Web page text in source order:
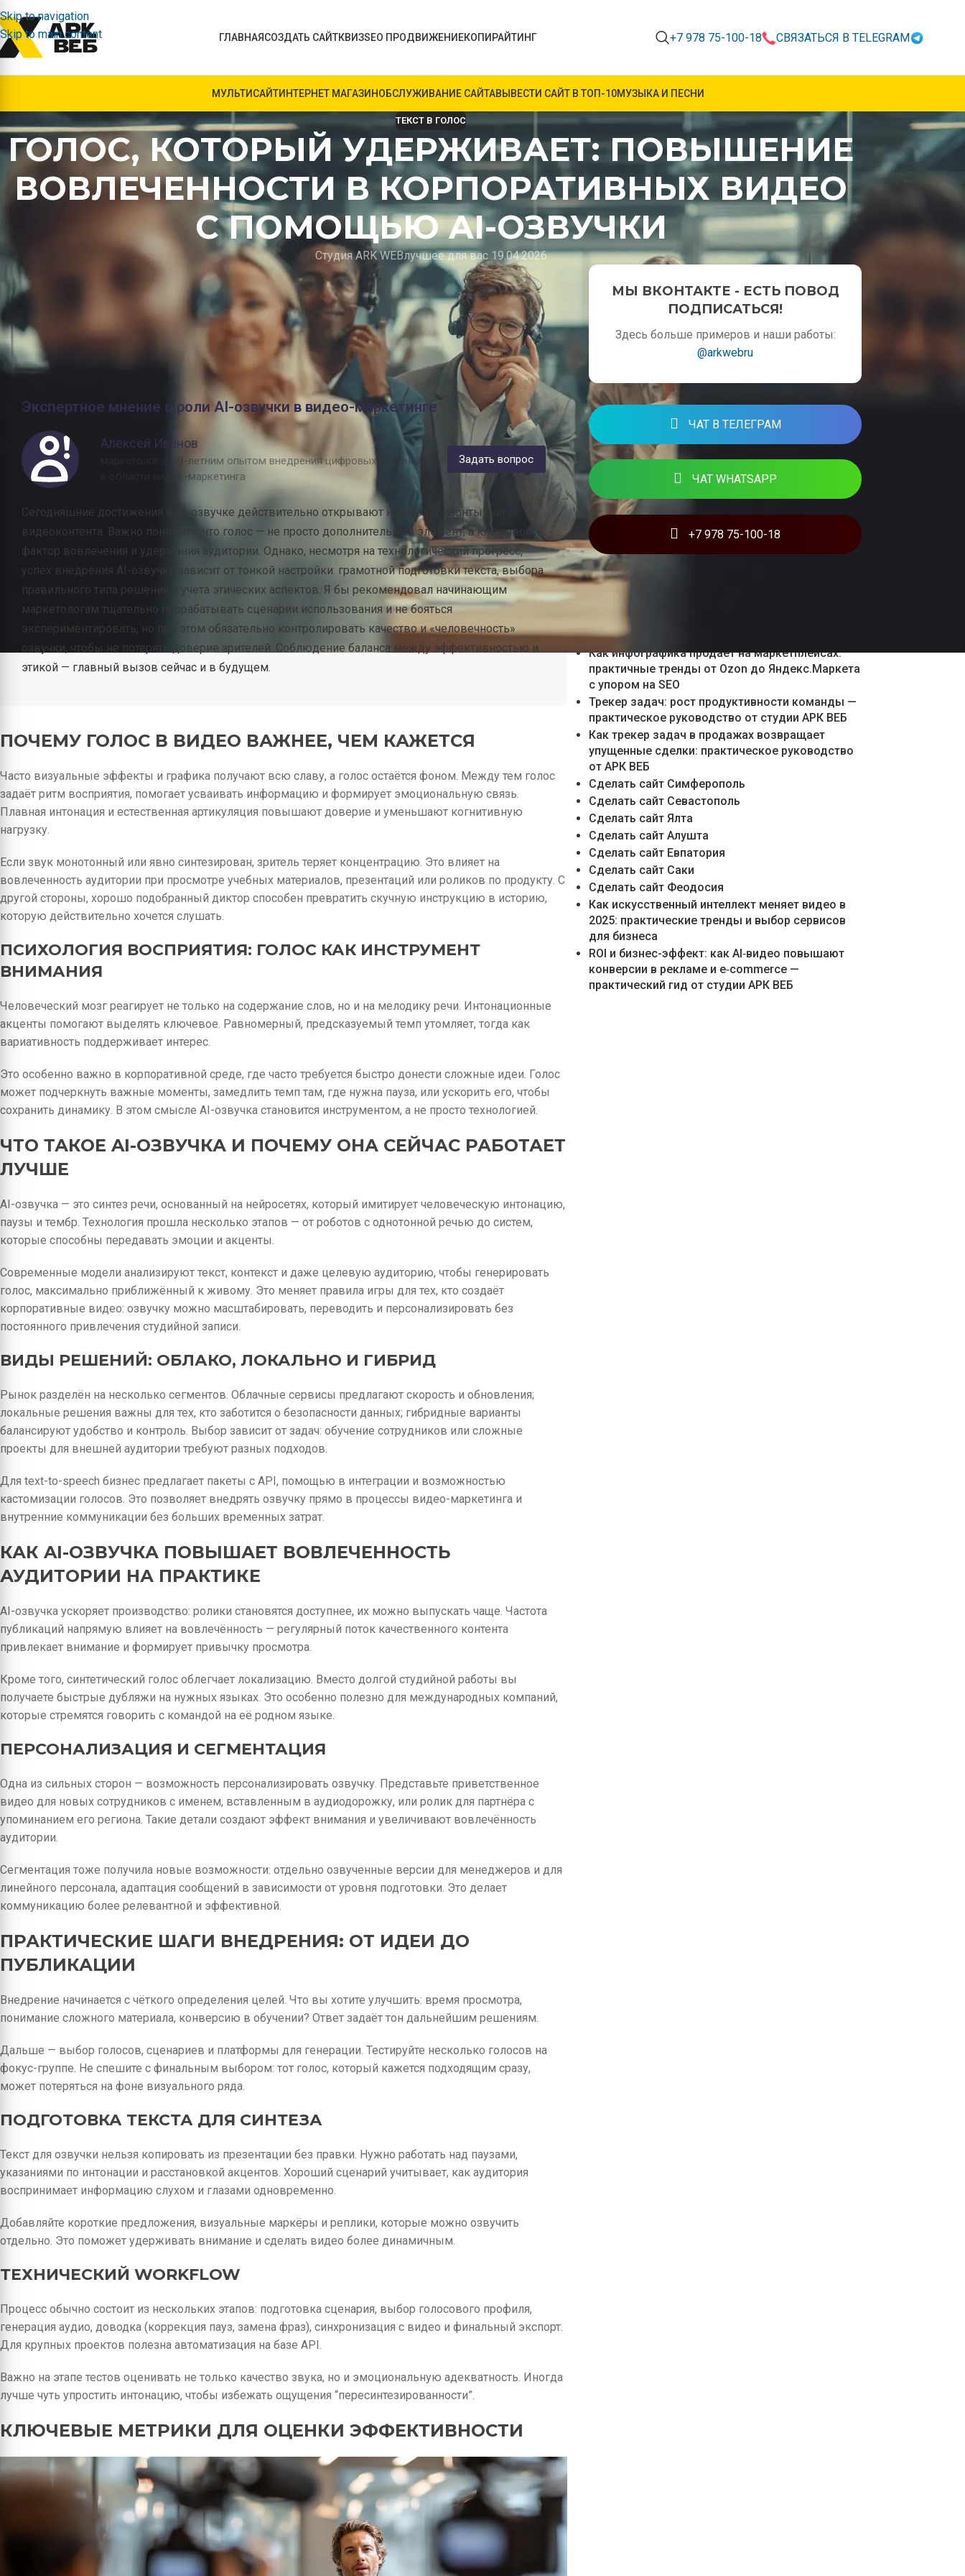
Skip to navigation
Skip to main content
ГЛАВНАЯСОЗДАТЬ САЙТКВИЗSEO ПРОДВИЖЕНИЕКОПИРАЙТИНГ +7 978 75-100-18 СВЯЗАТЬСЯ В TELEGRAM
МУЛЬТИСАЙТИНТЕРНЕТ МАГАЗИНОБСЛУЖИВАНИЕ САЙТАВЫВЕСТИ САЙТ В ТОП-10МУЗЫКА И ПЕСНИ
ТЕКСТ В ГОЛОС
ГОЛОС, КОТОРЫЙ УДЕРЖИВАЕТ: ПОВЫШЕНИЕ
ВОВЛЕЧЕННОСТИ В КОРПОРАТИВНЫХ ВИДЕО
С ПОМОЩЬЮ AI-ОЗВУЧКИ
Студия ARK WEBлучшее для вас 19.04.2026
Корпоративные видео часто расходуют бюджет и время, но при этом не всегда привлекают внимание
сотрудников или клиентов. Непрерывный поток информации стал роскошью, а возможность удержать
взгляд и уши зрителя — настоящее искусство. В этой статье я расскажу, как современные инструменты
синтеза речи помогают сделать корпоративные ролики живыми, доступными и действительно
полезными для бизнеса.
Экспертное мнение о роли AI-озвучки в видео-маркетинге
Алексей Иванов
маркетолог с 10-летним опытом внедрения цифровых решений
в области видео-маркетинга
Задать вопрос
Сегодняшние достижения в AI-озвучке действительно открывают новые горизонты для
видеоконтента. Важно понимать, что голос — не просто дополнительный элемент, а ключевой
фактор вовлечения и удержания аудитории. Однако, несмотря на технологический прогресс,
успех внедрения AI-озвучки зависит от тонкой настройки: грамотной подготовки текста, выбора
правильного типа решения и учета этических аспектов. Я бы рекомендовал начинающим
маркетологам тщательно прорабатывать сценарии использования и не бояться
экспериментировать, но при этом обязательно контролировать качество и «человечность»
озвучки, чтобы не потерять доверие зрителей. Соблюдение баланса между эффективностью и
этикой — главный вызов сейчас и в будущем.
ПОЧЕМУ ГОЛОС В ВИДЕО ВАЖНЕЕ, ЧЕМ КАЖЕТСЯ
Часто визуальные эффекты и графика получают всю славу, а голос остаётся фоном. Между тем голос
задаёт ритм восприятия, помогает усваивать информацию и формирует эмоциональную связь.
Плавная интонация и естественная артикуляция повышают доверие и уменьшают когнитивную
нагрузку.
Если звук монотонный или явно синтезирован, зритель теряет концентрацию. Это влияет на
вовлеченность аудитории при просмотре учебных материалов, презентаций или роликов по продукту. С
другой стороны, хорошо подобранный диктор способен превратить скучную инструкцию в историю,
которую действительно хочется слушать.
ПСИХОЛОГИЯ ВОСПРИЯТИЯ: ГОЛОС КАК ИНСТРУМЕНТ
ВНИМАНИЯ
Человеческий мозг реагирует не только на содержание слов, но и на мелодику речи. Интонационные
акценты помогают выделять ключевое. Равномерный, предсказуемый темп утомляет, тогда как
вариативность поддерживает интерес.
Это особенно важно в корпоративной среде, где часто требуется быстро донести сложные идеи. Голос
может подчеркнуть важные моменты, замедлить темп там, где нужна пауза, или ускорить его, чтобы
сохранить динамику. В этом смысле AI-озвучка становится инструментом, а не просто технологией.
ЧТО ТАКОЕ AI-ОЗВУЧКА И ПОЧЕМУ ОНА СЕЙЧАС РАБОТАЕТ
ЛУЧШЕ
AI-озвучка — это синтез речи, основанный на нейросетях, который имитирует человеческую интонацию,
паузы и тембр. Технология прошла несколько этапов — от роботов с однотонной речью до систем,
которые способны передавать эмоции и акценты.
Современные модели анализируют текст, контекст и даже целевую аудиторию, чтобы генерировать
голос, максимально приближённый к живому. Это меняет правила игры для тех, кто создаёт
корпоративные видео: озвучку можно масштабировать, переводить и персонализировать без
постоянного привлечения студийной записи.
ВИДЫ РЕШЕНИЙ: ОБЛАКО, ЛОКАЛЬНО И ГИБРИД
Рынок разделён на несколько сегментов. Облачные сервисы предлагают скорость и обновления;
локальные решения важны для тех, кто заботится о безопасности данных; гибридные варианты
балансируют удобство и контроль. Выбор зависит от задач: обучение сотрудников или сложные
проекты для внешней аудитории требуют разных подходов.
Для text-to-speech бизнес предлагает пакеты с API, помощью в интеграции и возможностью
кастомизации голосов. Это позволяет внедрять озвучку прямо в процессы видео-маркетинга и
внутренние коммуникации без больших временных затрат.
КАК AI-ОЗВУЧКА ПОВЫШАЕТ ВОВЛЕЧЕННОСТЬ
АУДИТОРИИ НА ПРАКТИКЕ
AI-озвучка ускоряет производство: ролики становятся доступнее, их можно выпускать чаще. Частота
публикаций напрямую влияет на вовлечённость — регулярный поток качественного контента
привлекает внимание и формирует привычку просмотра.
Кроме того, синтетический голос облегчает локализацию. Вместо долгой студийной работы вы
получаете быстрые дубляжи на нужных языках. Это особенно полезно для международных компаний,
которые стремятся говорить с командой на её родном языке.
ПЕРСОНАЛИЗАЦИЯ И СЕГМЕНТАЦИЯ
Одна из сильных сторон — возможность персонализировать озвучку. Представьте приветственное
видео для новых сотрудников с именем, вставленным в аудиодорожку, или ролик для партнёра с
упоминанием его региона. Такие детали создают эффект внимания и увеличивают вовлечённость
аудитории.
Сегментация тоже получила новые возможности: отдельно озвученные версии для менеджеров и для
линейного персонала, адаптация сообщений в зависимости от уровня подготовки. Это делает
коммуникацию более релевантной и эффективной.
ПРАКТИЧЕСКИЕ ШАГИ ВНЕДРЕНИЯ: ОТ ИДЕИ ДО
ПУБЛИКАЦИИ
Внедрение начинается с чёткого определения целей. Что вы хотите улучшить: время просмотра,
понимание сложного материала, конверсию в обучении? Ответ задаёт тон дальнейшим решениям.
Дальше — выбор голосов, сценариев и платформы для генерации. Тестируйте несколько голосов на
фокус-группе. Не спешите с финальным выбором: тот голос, который кажется подходящим сразу,
может потеряться на фоне визуального ряда.
ПОДГОТОВКА ТЕКСТА ДЛЯ СИНТЕЗА
Текст для озвучки нельзя копировать из презентации без правки. Нужно работать над паузами,
указаниями по интонации и расстановкой акцентов. Хороший сценарий учитывает, как аудитория
воспринимает информацию слухом и глазами одновременно.
Добавляйте короткие предложения, визуальные маркёры и реплики, которые можно озвучить
отдельно. Это поможет удерживать внимание и сделать видео более динамичным.
ТЕХНИЧЕСКИЙ WORKFLOW
Процесс обычно состоит из нескольких этапов: подготовка сценария, выбор голосового профиля,
генерация аудио, доводка (коррекция пауз, замена фраз), синхронизация с видео и финальный экспорт.
Для крупных проектов полезна автоматизация на базе API.
Важно на этапе тестов оценивать не только качество звука, но и эмоциональную адекватность. Иногда
лучше чуть упростить интонацию, чтобы избежать ощущения “пересинтезированности”.
КЛЮЧЕВЫЕ МЕТРИКИ ДЛЯ ОЦЕНКИ ЭФФЕКТИВНОСТИ
МЫ ВКОНТАКТЕ - ЕСТЬ ПОВОД
ПОДПИСАТЬСЯ!
Здесь больше примеров и наши работы:
@arkwebru
ЧАТ В ТЕЛЕГРАМ
ЧАТ WHATSAPP
+7 978 75-100-18
Как инфографика продает на маркетплейсах:
практичные тренды от Ozon до Яндекс.Маркета
с упором на SEO
Трекер задач: рост продуктивности команды —
практическое руководство от студии АРК ВЕБ
Как трекер задач в продажах возвращает
упущенные сделки: практическое руководство
от АРК ВЕБ
Сделать сайт Симферополь
Сделать сайт Севастополь
Сделать сайт Ялта
Сделать сайт Алушта
Сделать сайт Евпатория
Сделать сайт Саки
Сделать сайт Феодосия
Как искусственный интеллект меняет видео в
2025: практические тренды и выбор сервисов
для бизнеса
ROI и бизнес-эффект: как AI‑видео повышают
конверсии в рекламе и e‑commerce —
практический гид от студии АРК ВЕБ